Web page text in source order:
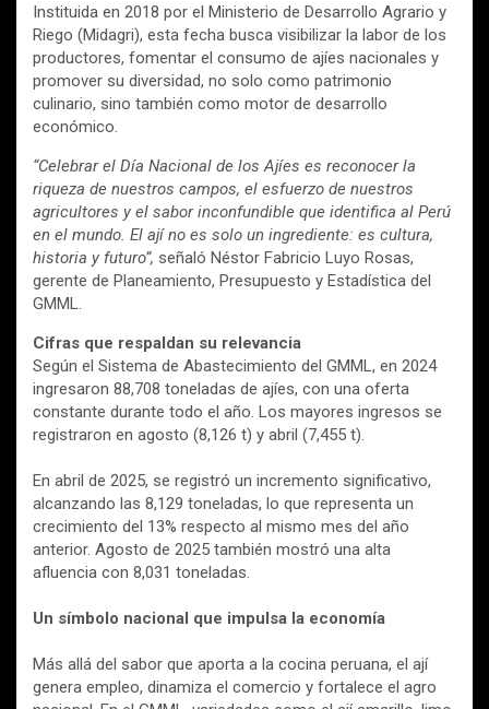
Instituida en 2018 por el Ministerio de Desarrollo Agrario y
Riego (Midagri), esta fecha busca visibilizar la labor de los
productores, fomentar el consumo de ajíes nacionales y
promover su diversidad, no solo como patrimonio
culinario, sino también como motor de desarrollo
económico.
“Celebrar el Día Nacional de los Ajíes es reconocer la
riqueza de nuestros campos, el esfuerzo de nuestros
agricultores y el sabor inconfundible que identifica al Perú
en el mundo. El ají no es solo un ingrediente: es cultura,
historia y futuro”, señaló Néstor Fabricio Luyo Rosas,
gerente de Planeamiento, Presupuesto y Estadística del
GMML.
Cifras que respaldan su relevancia
Según el Sistema de Abastecimiento del GMML, en 2024
ingresaron 88,708 toneladas de ajíes, con una oferta
constante durante todo el año. Los mayores ingresos se
registraron en agosto (8,126 t) y abril (7,455 t).
En abril de 2025, se registró un incremento significativo,
alcanzando las 8,129 toneladas, lo que representa un
crecimiento del 13% respecto al mismo mes del año
anterior. Agosto de 2025 también mostró una alta
afluencia con 8,031 toneladas.
Un símbolo nacional que impulsa la economía
Más allá del sabor que aporta a la cocina peruana, el ají
genera empleo, dinamiza el comercio y fortalece el agro